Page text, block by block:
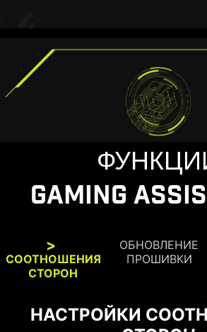
GAMING
СООТНОШЕНИЯ
СТОРОН
ОБНОВЛЕНИЕ
ПРОШИВКИ
НАСТРОЙКИ
ФУНКЦИЯ OPTIX